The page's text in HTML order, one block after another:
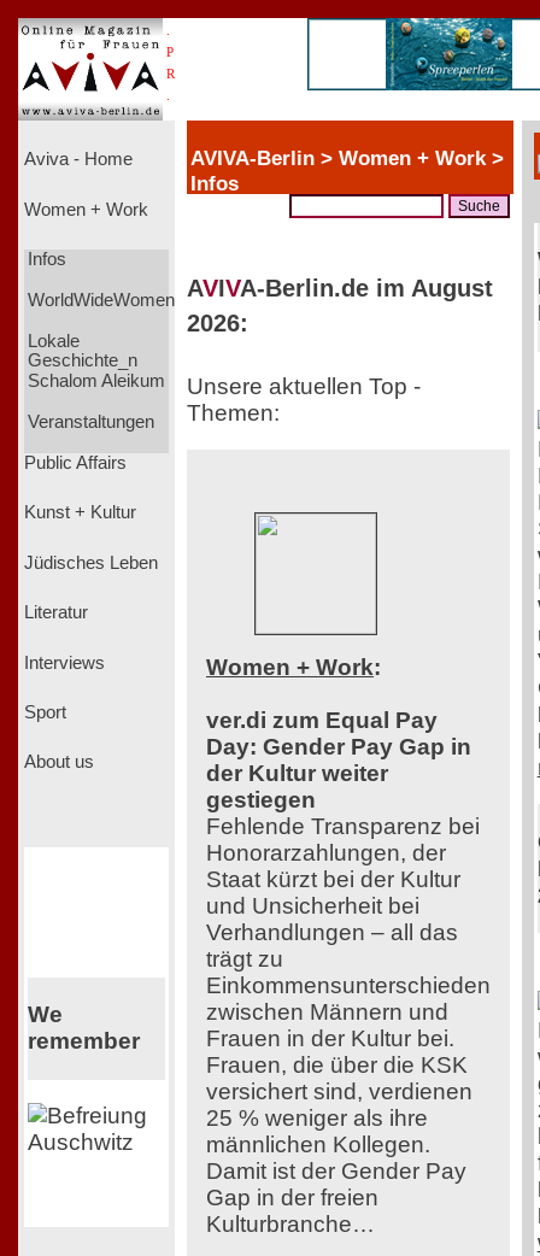
P
R
Aviva - Home
Women + Work
Infos
WorldWideWomen
Lokale
Geschichte_n
Schalom Aleikum
Veranstaltungen
Public Affairs
Kunst + Kultur
Jüdisches Leben
Literatur
Interviews
Sport
About us
We
remember
AVIVA-Berlin > Women + Work >
Infos
AVIVA-Berlin.de im August
2026:
Unsere aktuellen Top -
Themen:
Women + Work:
ver.di zum Equal Pay
Day: Gender Pay Gap in
der Kultur weiter
gestiegen
Fehlende Transparenz bei
Honorarzahlungen, der
Staat kürzt bei der Kultur
und Unsicherheit bei
Verhandlungen – all das
trägt zu
Einkommensunterschieden
zwischen Männern und
Frauen in der Kultur bei.
Frauen, die über die KSK
versichert sind, verdienen
25 % weniger als ihre
männlichen Kollegen.
Damit ist der Gender Pay
Gap in der freien
Kulturbranche…